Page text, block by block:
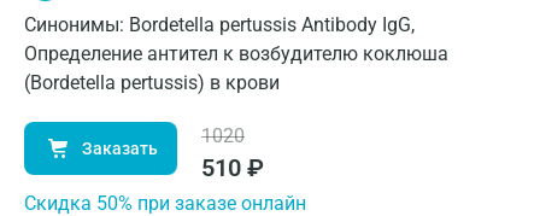
Синонимы: Bordetella pertussis Antibody IgG,
Определение антител к возбудителю коклюша
(Bordetella pertussis) в крови
Заказать
1020
510 ₽
Cкидка 50% при заказе онлайн